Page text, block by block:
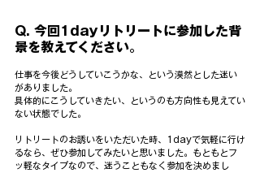
Q. 今回1dayリトリートに参加した背
景を教えてください。
仕事を今後どうしていこうかな、という漠然とした迷い
がありました。
具体的にこうしていきたい、というのも方向性も見えてい
ない状態でした。
リトリートのお誘いをいただいた時、1dayで気軽に行け
るなら、ぜひ参加してみたいと思いました。もともとフ
ッ軽なタイプなので、迷うこともなく参加を決めまし